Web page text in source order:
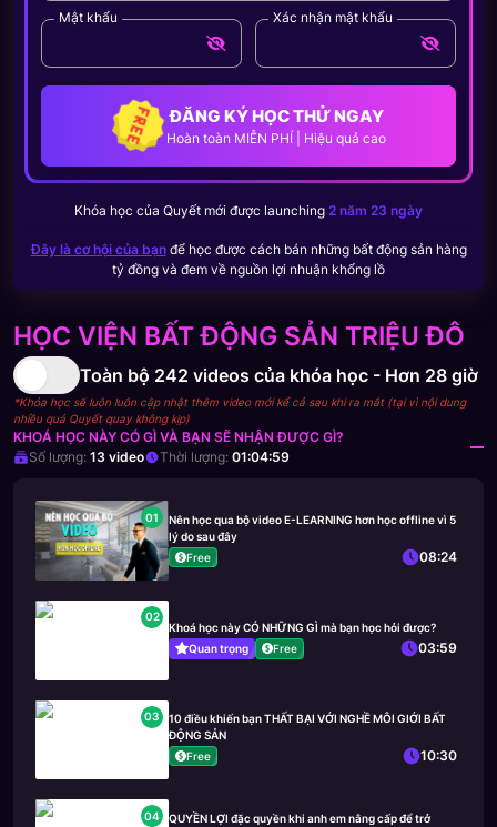
HỌC VIỆN BẤT ĐỘNG SẢN TRIỆU ĐÔ
Toàn bộ 242 videos của khóa học - Hơn 28 giờ
*Khóa học sẽ luôn luôn cập nhật thêm video mới kể cả sau khi ra mắt (tại vì nội dung
nhiều quá Quyết quay không kịp)
KHOÁ HỌC NÀY CÓ GÌ VÀ BẠN SẼ NHẬN ĐƯỢC GÌ?
Số lượng: 13 video Thời lượng: 01:04:59
01
Nên học qua bộ video E-LEARNING hơn học offline vì 5
lý do sau đây
Free
08:24
02
Khoá học này CÓ NHỮNG GÌ mà bạn học hỏi được?
Quan trọng
Free 03:59
03
10 điều khiến bạn THẤT BẠI VỚI NGHỀ MÔI GIỚI BẤT
ĐỘNG SẢN
Free
10:30
04
QUYỀN LỢI đặc quyền khi anh em nâng cấp để trở
Mật khẩu Xác nhận mật khẩu
ĐĂNG KÝ HỌC THỬ NGAY
Hoàn toàn MIỄN PHÍ | Hiệu quả cao
Khóa học của Quyết mới được launching 2 năm 23 ngày
Đây là cơ hội của bạnđể học được cách bán những bất động sản hàng
tỷ đồng và đem về nguồn lợi nhuận khổng lồ